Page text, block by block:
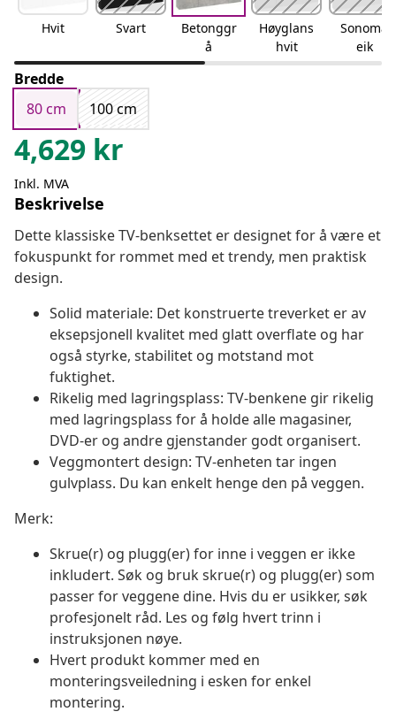
Hvit Svart
Betonggr
å
Høyglans
hvit
Sonoma
eik
Bredde
80 cm
100 cm
4,629 kr
Inkl. MVA
Beskrivelse
Dette klassiske TV-benksettet er designet for å være et
fokuspunkt for rommet med et trendy, men praktisk
design.
Solid materiale: Det konstruerte treverket er av
eksepsjonell kvalitet med glatt overflate og har
også styrke, stabilitet og motstand mot
fuktighet.
Rikelig med lagringsplass: TV-benkene gir rikelig
med lagringsplass for å holde alle magasiner,
DVD-er og andre gjenstander godt organisert.
Veggmontert design: TV-enheten tar ingen
gulvplass. Du kan enkelt henge den på veggen.
Merk:
Skrue(r) og plugg(er) for inne i veggen er ikke
inkludert. Søk og bruk skrue(r) og plugg(er) som
passer for veggene dine. Hvis du er usikker, søk
profesjonelt råd. Les og følg hvert trinn i
instruksjonen nøye.
Hvert produkt kommer med en
monteringsveiledning i esken for enkel
montering.